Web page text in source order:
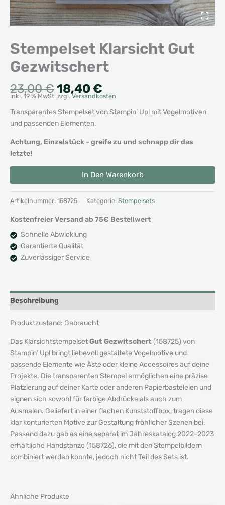
Stempelset Klarsicht Gut
Gezwitschert
23,00€Ursprünglicher
Preis
war:
23,00 €
18,40 €
Preis
ist:
inkl. 19 % MwSt. zzgl.Versandkosten
Transparentes Stempelset von Stampin’ Up! mit Vogelmotiven
und passenden Elementen.
Achtung, Einzelstück - greife zu und schnapp dir das
letzte!
Stempelset
Gezwitschert
In Den Warenkorb
Alternative:
Artikelnummer: 158725 Kategorie: Stempelsets
Kostenfreier Versand ab 75€ Bestellwert
Schnelle Abwicklung
Garantierte Qualität
Zuverlässiger Service
Beschreibung
Produktzustand: Gebraucht
Das KlarsichtstempelsetGut Gezwitschert (158725) von
Stampin’ Up! bringt liebevoll gestaltete Vogelmotive und
passende Elemente wie Äste oder kleine Accessoires auf deine
Projekte. Die transparenten Stempel ermöglichen eine präzise
Platzierung auf deiner Karte oder anderen Papierbasteleien und
eignen sich sowohl für farbige Abdrücke als auch zum
Ausmalen. Geliefert in einer flachen Kunststoffbox, tragen diese
klar konturierten Motive zur Gestaltung fröhlicher Szenen bei.
Passend dazu gab es eine separat im Jahreskatalog 2022–2023
erhältliche Handstanze (158726), die mit den Stempelbildern
kombiniert werden konnte, jedoch nicht Teil des Sets ist.
Ähnliche Produkte